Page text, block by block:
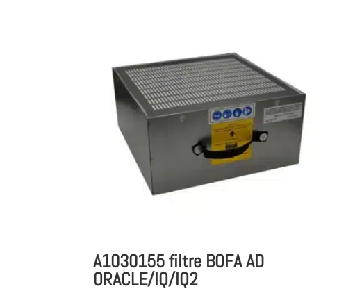
A1030155 filtre BOFA AD
ORACLE/IQ/IQ2